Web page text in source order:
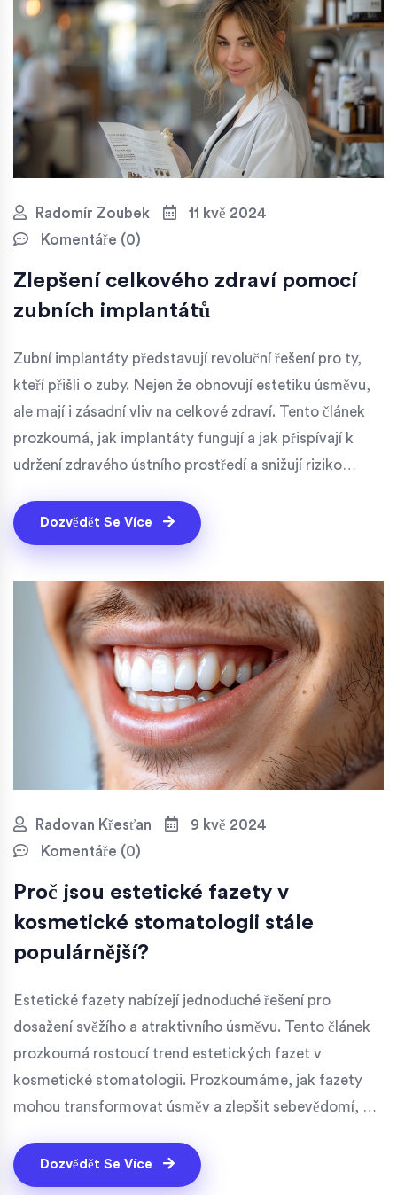
Radomír Zoubek
11 kvě 2024
Komentáře (0)
Zlepšení celkového zdraví pomocí
zubních implantátů
Zubní implantáty představují revoluční řešení pro ty,
kteří přišli o zuby. Nejen že obnovují estetiku úsměvu,
ale mají i zásadní vliv na celkové zdraví. Tento článek
prozkoumá, jak implantáty fungují a jak přispívají k
udržení zdravého ústního prostředí a snižují riziko
technologiemi a materiály používanými v dnešní době
a nabízí praktické tipy pro údržbu implantátů.
Dozvědět Se Více
Radovan Křesťan
9 kvě 2024
Komentáře (0)
Proč jsou estetické fazety v
kosmetické stomatologii stále
populárnější?
Estetické fazety nabízejí jednoduché řešení pro
dosažení svěžího a atraktivního úsměvu. Tento článek
prozkoumá rostoucí trend estetických fazet v
kosmetické stomatologii. Prozkoumáme, jak fazety
mohou transformovat úsměv a zlepšit sebevědomí, a
výsledků. Dále se dotkneme historie a vývoje fazet a
na závěr poradíme, jak vybrat správného stomatologa
Dozvědět Se Více